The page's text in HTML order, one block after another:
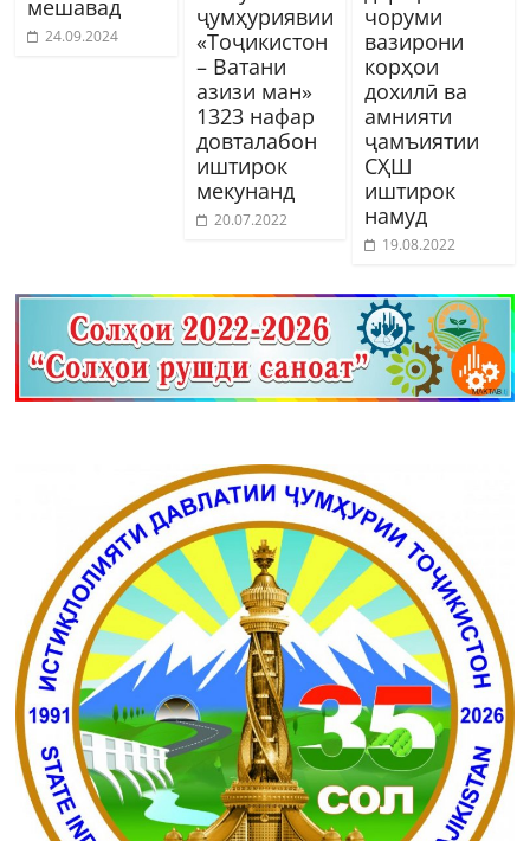
мешавад
24.09.2024
ҷумҳуриявии
«Тоҷикистон
– Ватани
азизи ман»
1323 нафар
довталабон
иштирок
мекунанд
20.07.2022
чоруми
вазирони
корҳои
дохилӣ ва
амнияти
ҷамъиятии
СҲШ
иштирок
намуд
19.08.2022